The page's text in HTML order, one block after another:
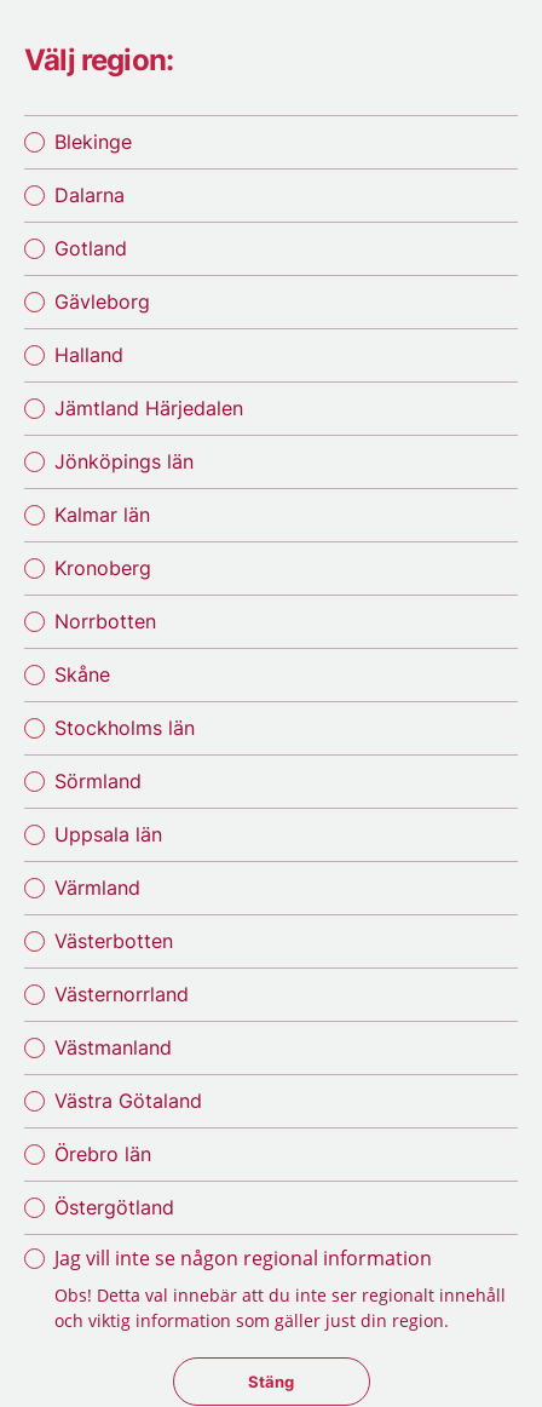
Välj region:
Blekinge
Dalarna
Gotland
Gävleborg
Halland
Jämtland Härjedalen
Jönköpings län
Kalmar län
Kronoberg
Norrbotten
Skåne
Stockholms län
Sörmland
Uppsala län
Värmland
Västerbotten
Västernorrland
Västmanland
Västra Götaland
Örebro län
Östergötland
Jag vill inte se någon regional information
Obs! Detta val innebär att du inte ser regionalt innehåll
och viktig information som gäller just din region.
Stäng regionsväljaren
Stäng